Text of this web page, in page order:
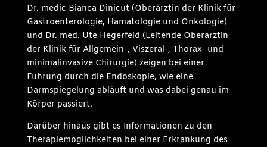
Dr. medic Bianca Dinicut (Oberärztin der Klinik für
Gastroenterologie, Hämatologie und Onkologie)
und Dr. med. Ute Hegerfeld (Leitende Oberärztin
der Klinik für Allgemein-, Viszeral-, Thorax- und
minimalinvasive Chirurgie) zeigen bei einer
Führung durch die Endoskopie, wie eine
Darmspiegelung abläuft und was dabei genau im
Körper passiert.
Darüber hinaus gibt es Informationen zu den
Therapiemöglichkeiten bei einer Erkrankung des